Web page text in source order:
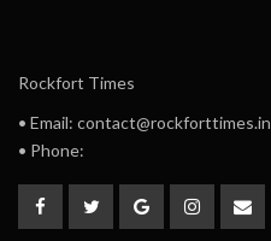
Rockfort Times
• Email: contact@rockforttimes.in
• Phone: